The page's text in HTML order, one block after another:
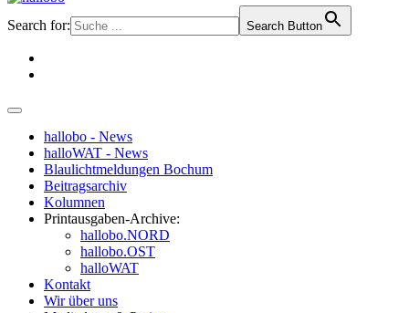
Search for: Search Button
hallobo - News
halloWAT - News
Blaulichtmeldungen Bochum
Beitragsarchiv
Kolumnen
Printausgaben-Archive:
hallobo.NORD
hallobo.OST
halloWAT
Kontakt
Wir über uns